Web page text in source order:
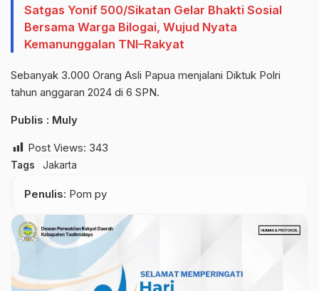
Satgas Yonif 500/Sikatan Gelar Bhakti Sosial
Bersama Warga Bilogai, Wujud Nyata
Kemanunggalan TNI–Rakyat
Sebanyak 3.000 Orang Asli Papua menjalani Diktuk Polri
tahun anggaran 2024 di 6 SPN.
Publis : Muly
Post Views: 343
Tags Jakarta
Penulis: Pom py